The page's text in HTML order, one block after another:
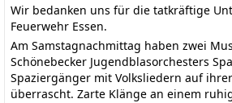
Wir bedanken uns für die tatkräftige
Feuerwehr Essen.
Am Samstagnachmittag haben zwei
Schönebecker Jugendblasorchesters
Spaziergänger mit Volksliedern auf
überrascht. Zarte Klänge an einem